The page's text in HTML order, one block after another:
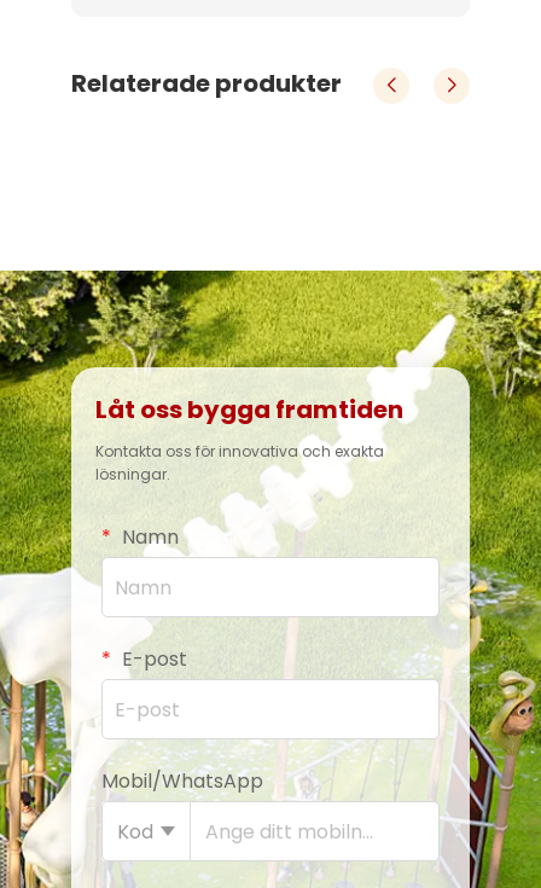
Relaterade produkter
Ben Dinosaurier Barn Uteklättra Lekrutschbana
Låt oss bygga framtiden
Kontakta oss för innovativa och exakta
lösningar.
Namn
E-post
Mobil/WhatsApp
Kod